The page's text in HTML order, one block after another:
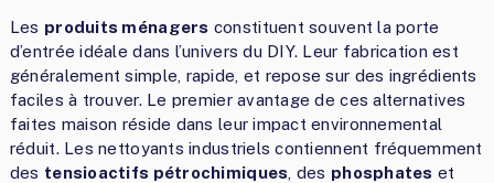
Les produits ménagers constituent souvent la porte
d’entrée idéale dans l’univers du DIY. Leur fabrication est
généralement simple, rapide, et repose sur des ingrédients
faciles à trouver. Le premier avantage de ces alternatives
faites maison réside dans leur impact environnemental
réduit. Les nettoyants industriels contiennent fréquemment
des tensioactifs pétrochimiques , des phosphates et